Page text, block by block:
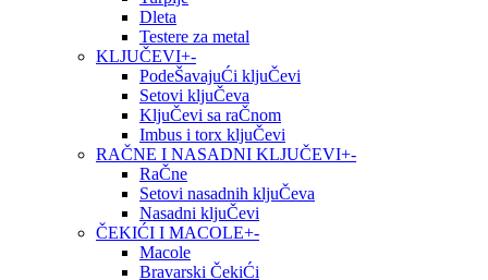
Dleta
Testere za metal
KLJUČEVI+-
PodeŠavajuĆi kljuČevi
Setovi kljuČeva
KljuČevi sa raČnom
Imbus i torx kljuČevi
RAČNE I NASADNI KLJUČEVI+-
RaČne
Setovi nasadnih kljuČeva
Nasadni kljuČevi
ČEKIĆI I MACOLE+-
Macole
Bravarski ČekiĆi